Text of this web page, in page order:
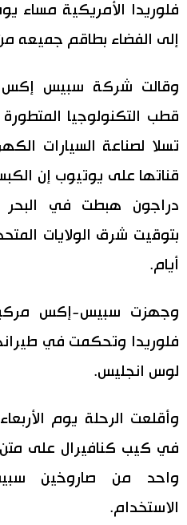
مجتمع
لايف ستايل
طوكيو
إعلان
فلوريدا الأمريكية مساء
إلى الفضاء بطاقم جميعه
وقالت شركة سبيس إكس
قطب التكنولوجيا
تسلا لصناعة السيارات
قناتها على يوتيوب إن
دراجون هبطت في
بتوقيت شرق الولايات
أيام.
وجهزت سبيس-إكس
فلوريدا وتحكمت في
لوس انجليس.
وأقلعت الرحلة يوم
واحد من صاروخين
الاستخدام.